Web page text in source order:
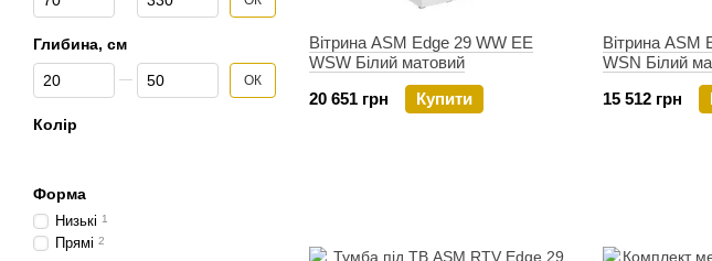
Вітрина ASM Edge 29 WW EE
WSW Білий матовий
20 651 грн
Купити
Вітрина ASM
WSN Білий
15 512 грн
Глибина, см
Від Глибина, см
До Глибина, см ОК
Колір
Форма
Низькі 1
Прямі 2